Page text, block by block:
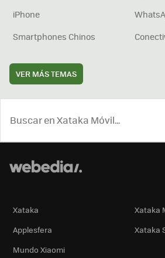
iPhone
Smartphones Chinos
VER MÁS TEMAS
Xataka
Xataka
Applesfera
Xataka
Mundo Xiaomi